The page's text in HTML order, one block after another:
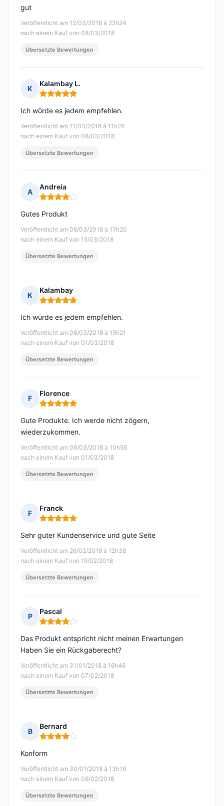
Veröffentlicht am 12/03/2018 à 22h24
nach einem Kauf von 08/03/2018
gut
Übersetzte Bewertungen
K
Kalambay L.
Hinweis: 5 von 5
Veröffentlicht am 11/03/2018 à 11h26
nach einem Kauf von 08/03/2018
Ich würde es jedem empfehlen.
Übersetzte Bewertungen
A
Andreia
Hinweis: 4 von 5
Veröffentlicht am 08/03/2018 à 17h20
nach einem Kauf von 15/03/2018
Gutes Produkt
Übersetzte Bewertungen
K
Kalambay
Hinweis: 5 von 5
Veröffentlicht am 08/03/2018 à 15h21
nach einem Kauf von 01/03/2018
Ich würde es jedem empfehlen.
Übersetzte Bewertungen
F
Florence
Hinweis: 5 von 5
Veröffentlicht am 06/03/2018 à 10h56
nach einem Kauf von 01/03/2018
Gute Produkte. Ich werde nicht zögern,
wiederzukommen.
Übersetzte Bewertungen
F
Franck
Hinweis: 5 von 5
Veröffentlicht am 26/02/2018 à 12h38
nach einem Kauf von 19/02/2018
Sehr guter Kundenservice und gute Seite
Übersetzte Bewertungen
P
Pascal
Hinweis: 4 von 5
Veröffentlicht am 31/01/2018 à 16h46
nach einem Kauf von 07/02/2018
Das Produkt entspricht nicht meinen Erwartungen
Haben Sie ein Rückgaberecht?
Übersetzte Bewertungen
B
Bernard
Hinweis: 4 von 5
Veröffentlicht am 30/01/2018 à 13h19
nach einem Kauf von 06/02/2018
Konform
Übersetzte Bewertungen